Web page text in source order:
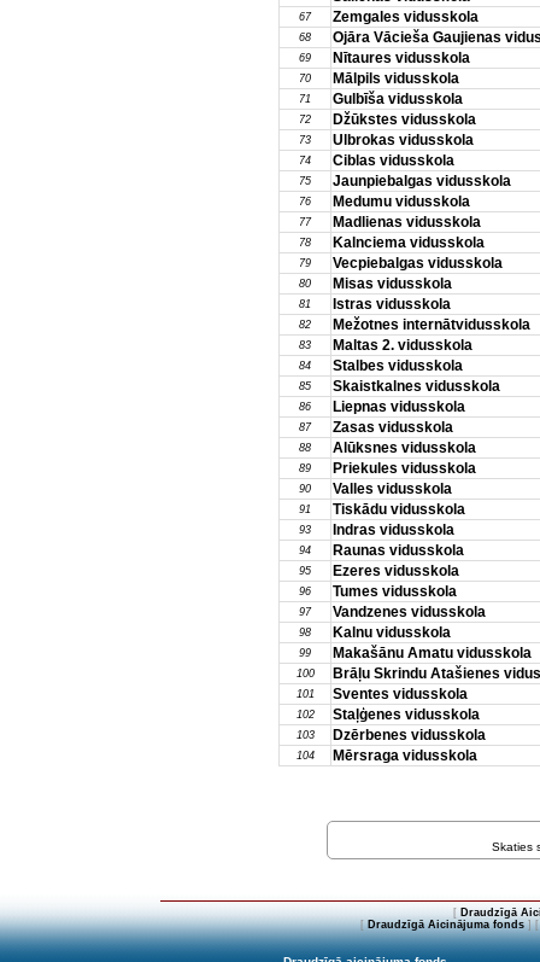
67 Zemgales vidusskola
68 Ojāra Vācieša Gaujienas
69 Nītaures vidusskola
70 Mālpils vidusskola
71 Gulbīša vidusskola
72 Džūkstes vidusskola
73 Ulbrokas vidusskola
74 Ciblas vidusskola
75 Jaunpiebalgas vidusskola
76 Medumu vidusskola
77 Madlienas vidusskola
78 Kalnciema vidusskola
79 Vecpiebalgas vidusskola
80 Misas vidusskola
81 Istras vidusskola
82 Mežotnes internātvidusskola
83 Maltas 2. vidusskola
84 Stalbes vidusskola
85 Skaistkalnes vidusskola
86 Liepnas vidusskola
87 Zasas vidusskola
88 Alūksnes vidusskola
89 Priekules vidusskola
90 Valles vidusskola
91 Tiskādu vidusskola
93 Indras vidusskola
94 Raunas vidusskola
95 Ezeres vidusskola
96 Tumes vidusskola
97 Vandzenes vidusskola
98 Kalnu vidusskola
99 Makašānu Amatu vidusskola
100 Brāļu Skrindu Atašienes
101 Sventes vidusskola
102 Staļģenes vidusskola
103 Dzērbenes vidusskola
104 Mērsraga vidusskola
Skaties
[ Draudzīgā
[Draudzīgā Aicinājuma fonds]